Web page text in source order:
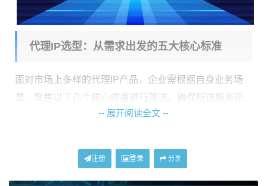
代理IP选型：从需求出发的五大核心标准
面对市场上多样的代理IP产品，企业需根据自身业务场
景，聚焦以下几个核心维度进行筛选，确保所选服务能
切实解决问题，而非带来新的麻烦。
数据源网站日益精于识别访问者身份。数据中心IP因其
-- 展开阅读全文 --
注册 登录 分享